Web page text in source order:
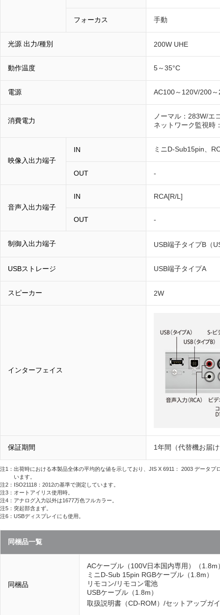
フォーカス 手動
光源 出力/種別 200W UHE
動作温度 5～35°C
電源 AC100～120V/200
消費電力
ノーマル：283W/エ
ネットワーク監視時
映像入出力端子
IN ミニD-Sub15pin、
OUT -
音声入出力端子
IN RCA[R/L]
OUT -
制御入出力端子 USB端子タイプB（
USBストレージ USB端子タイプA
スピーカー 2W
インターフェイス
保証期間 1年間（代替機お届
注1：出荷時における本製品全体の平均的な値を示しており、JIS X 6911： 2003 データ
います。
注2：ISO21118：2012の基準で測定しています。
注3：オートアイリス使用時。
注4：アナログ入力以外は1677万色フルカラー。
注5：突起部含まず。
注6：USBディスプレイにも使用。
同梱品一覧
同梱品
ACケーブル（100V日本国内専用）（1.8m
ミニD-Sub 15pin RGBケーブル（1.8m）
リモコン/リモコン電池
USBケーブル（1.8m）
取扱説明書（CD-ROM）/セットアップガ